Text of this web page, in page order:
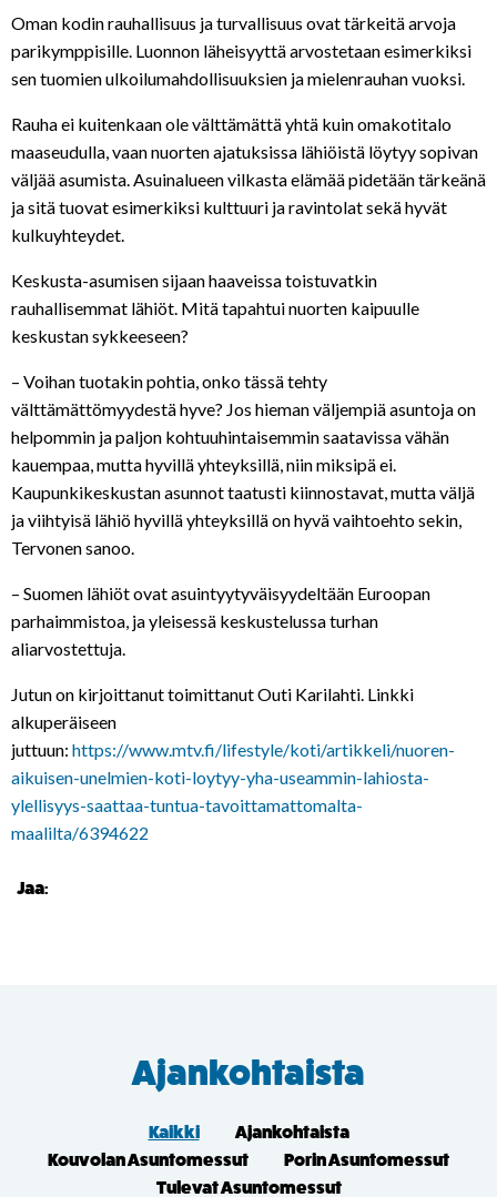
Oman kodin rauhallisuus ja turvallisuus ovat tärkeitä arvoja
parikymppisille. Luonnon läheisyyttä arvostetaan esimerkiksi
sen tuomien ulkoilumahdollisuuksien ja mielenrauhan vuoksi.
Rauha ei kuitenkaan ole välttämättä yhtä kuin omakotitalo
maaseudulla, vaan nuorten ajatuksissa lähiöistä löytyy sopivan
väljää asumista. Asuinalueen vilkasta elämää pidetään tärkeänä
ja sitä tuovat esimerkiksi kulttuuri ja ravintolat sekä hyvät
kulkuyhteydet.
Keskusta-asumisen sijaan haaveissa toistuvatkin
rauhallisemmat lähiöt. Mitä tapahtui nuorten kaipuulle
keskustan sykkeeseen?
– Voihan tuotakin pohtia, onko tässä tehty
välttämättömyydestä hyve? Jos hieman väljempiä asuntoja on
helpommin ja paljon kohtuuhintaisemmin saatavissa vähän
kauempaa, mutta hyvillä yhteyksillä, niin miksipä ei.
Kaupunkikeskustan asunnot taatusti kiinnostavat, mutta väljä
ja viihtyisä lähiö hyvillä yhteyksillä on hyvä vaihtoehto sekin,
Tervonen sanoo.
– Suomen lähiöt ovat asuintyytyväisyydeltään Euroopan
parhaimmistoa, ja yleisessä keskustelussa turhan
aliarvostettuja.
Jutun on kirjoittanut toimittanut Outi Karilahti. Linkki
alkuperäiseen
juttuun: https://www.mtv.fi/lifestyle/koti/artikkeli/nuoren-
aikuisen-unelmien-koti-loytyy-yha-useammin-lahiosta-
ylellisyys-saattaa-tuntua-tavoittamattomalta-
maalilta/6394622
Jaa:
Ajankohtaista
Kaikki
Ajankohtaista
Kouvolan Asuntomessut
Porin Asuntomessut
Tulevat Asuntomessut